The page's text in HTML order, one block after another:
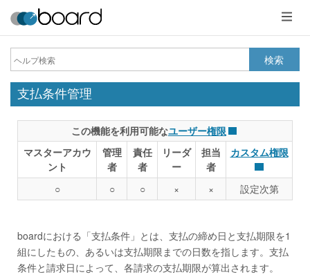
メ
ニ
ュ
ー
検索
支払条件管理
この機能を利用可能なユーザー権限
マスターアカウ
ント
管理
者
責任
者
リーダ
ー
担当
者
カスタム権限
○ ○ ○ × × 設定次第
boardにおける「支払条件」とは、支払の締め日と支払期限を1
組にしたもの、あるいは支払期限までの日数を指します。支払
条件と請求日によって、各請求の支払期限が算出されます。